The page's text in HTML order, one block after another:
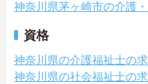
神奈川県茅ヶ崎市の介護
資格
神奈川県の介護福祉士の求
神奈川県の社会福祉士の求